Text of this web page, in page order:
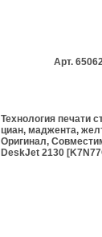
Арт.
Технология печати
циан, маджента,
Оригинал,
DeskJet 2130